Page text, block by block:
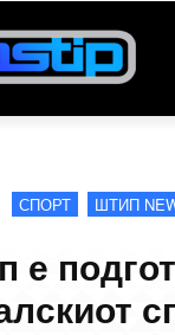
СПОРТ ШТИП
е